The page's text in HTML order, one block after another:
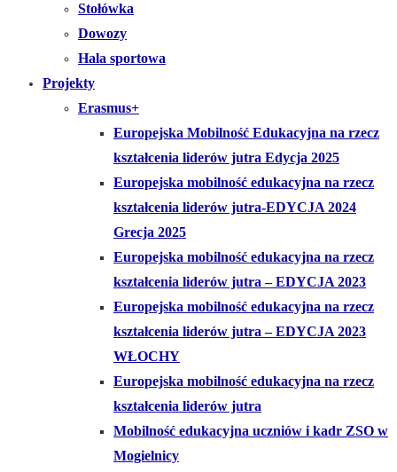
Stołówka
Dowozy
Hala sportowa
Projekty
Erasmus+
Europejska Mobilność Edukacyjna na rzecz
kształcenia liderów jutra Edycja 2025
Europejska mobilność edukacyjna na rzecz
kształcenia liderów jutra-EDYCJA 2024
Grecja 2025
Europejska mobilność edukacyjna na rzecz
kształcenia liderów jutra – EDYCJA 2023
Europejska mobilność edukacyjna na rzecz
kształcenia liderów jutra – EDYCJA 2023
WŁOCHY
Europejska mobilność edukacyjna na rzecz
kształcenia liderów jutra
Mobilność edukacyjna uczniów i kadr ZSO w
Mogielnicy